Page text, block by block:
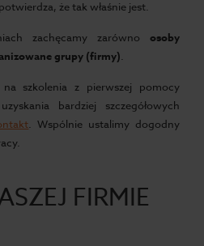
że tak właśnie jest.
zachęcamy zarówno osoby
grupy (firmy).
na szkolenia z pierwszej pomocy
bardziej szczegółowych
. Wspólnie ustalimy dogodny
FIRMIE